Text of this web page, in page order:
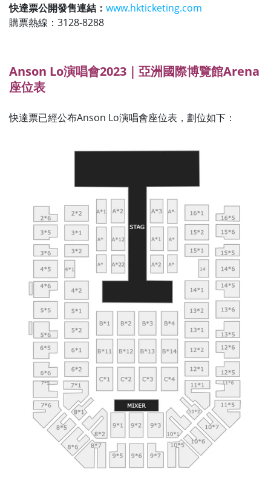
快達票公開發售連結： www.hkticketing.com
購票熱線： 3128-8288
Anson Lo演唱會2023｜亞洲國際博覽館Arena
座位表
快達票已經公布Anson Lo演唱會座位表，劃位如下：